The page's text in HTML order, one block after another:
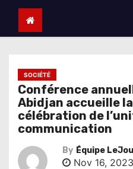
SOCIÉTÉ
Conférence
Abidjan accueille
célébration de
communication
By Équipe
Nov 16, 2023